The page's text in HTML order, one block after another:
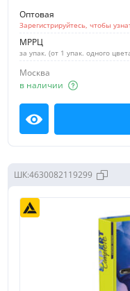
Оптовая
Зарегистрируйтесь, чтобы
МРРЦ
за упак. (от 1 упак. одного
Москва
в наличии
Посмотреть
ШК:4630082119299